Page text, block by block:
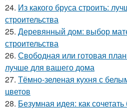
24. Из какого бруса строить:
строительства
25. Деревянный дом: выбор
строительства
26. Свободная или готовая
лучше для вашего дома
27. Тёмно-зеленая кухня с
цветов
28. Безумная идея: как